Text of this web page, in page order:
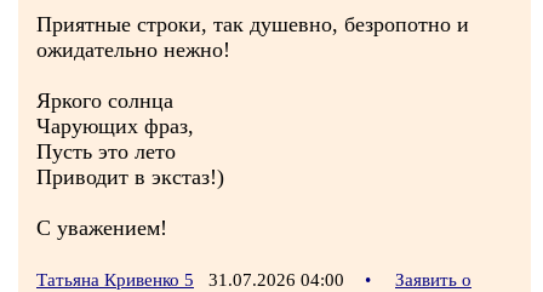
Приятные строки, так душевно, безропотно и
ожидательно нежно!
Яркого солнца
Чарующих фраз,
Пусть это лето
Приводит в экстаз!)
С уважением!
Татьяна Кривенко 5 31.07.2026 04:00 • Заявить о